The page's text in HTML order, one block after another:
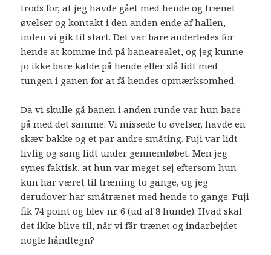
trods for, at jeg havde gået med hende og trænet
øvelser og kontakt i den anden ende af hallen,
inden vi gik til start. Det var bare anderledes for
hende at komme ind på banearealet, og jeg kunne
jo ikke bare kalde på hende eller slå lidt med
tungen i ganen for at få hendes opmærksomhed.
Da vi skulle gå banen i anden runde var hun bare
på med det samme. Vi missede to øvelser, havde en
skæv bakke og et par andre småting. Fuji var lidt
livlig og sang lidt under gennemløbet. Men jeg
synes faktisk, at hun var meget sej eftersom hun
kun har været til træning to gange, og jeg
derudover har småtrænet med hende to gange. Fuji
fik 74 point og blev nr. 6 (ud af 8 hunde). Hvad skal
det ikke blive til, når vi får trænet og indarbejdet
nogle håndtegn?